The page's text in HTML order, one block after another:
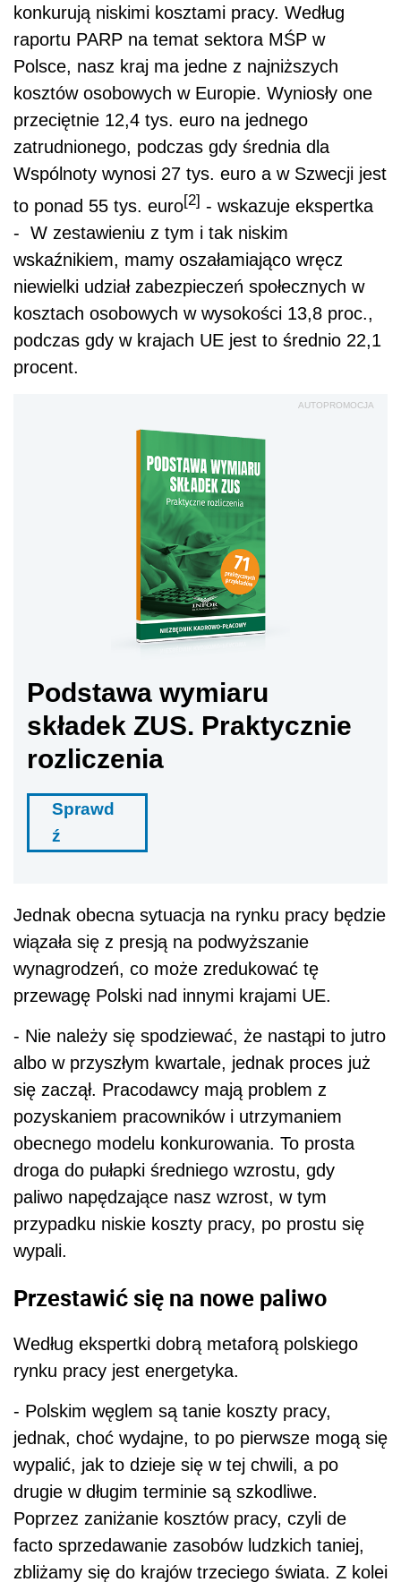
konkurują niskimi kosztami pracy. Według
raportu PARP na temat sektora MŚP w
Polsce, nasz kraj ma jedne z najniższych
kosztów osobowych w Europie. Wyniosły one
przeciętnie 12,4 tys. euro na jednego
zatrudnionego, podczas gdy średnia dla
Wspólnoty wynosi 27 tys. euro a w Szwecji jest
to ponad 55 tys. euro[2] - wskazuje ekspertka
- W zestawieniu z tym i tak niskim
wskaźnikiem, mamy oszałamiająco wręcz
niewielki udział zabezpieczeń społecznych w
kosztach osobowych w wysokości 13,8 proc.,
podczas gdy w krajach UE jest to średnio 22,1
procent.
AUTOPROMOCJA
Podstawa wymiaru
składek ZUS. Praktycznie
rozliczenia
Sprawd
ź
Jednak obecna sytuacja na rynku pracy będzie
wiązała się z presją na podwyższanie
wynagrodzeń, co może zredukować tę
przewagę Polski nad innymi krajami UE.
- Nie należy się spodziewać, że nastąpi to jutro
albo w przyszłym kwartale, jednak proces już
się zaczął. Pracodawcy mają problem z
pozyskaniem pracowników i utrzymaniem
obecnego modelu konkurowania. To prosta
droga do pułapki średniego wzrostu, gdy
paliwo napędzające nasz wzrost, w tym
przypadku niskie koszty pracy, po prostu się
wypali.
Przestawić się na nowe paliwo
Według ekspertki dobrą metaforą polskiego
rynku pracy jest energetyka.
- Polskim węglem są tanie koszty pracy,
jednak, choć wydajne, to po pierwsze mogą się
wypalić, jak to dzieje się w tej chwili, a po
drugie w długim terminie są szkodliwe.
Poprzez zaniżanie kosztów pracy, czyli de
facto sprzedawanie zasobów ludzkich taniej,
zbliżamy się do krajów trzeciego świata. Z kolei